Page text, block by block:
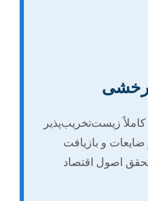
زیست‌تخریب‌پذیر
ضایعات و بازیافت
اصول اقتصاد